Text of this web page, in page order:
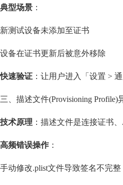
典型场景 ：
新测试设备未添加至证书
设备在证书更新后被意外移除
快速验证 ：让用户进入「设置 >
三、描述文件(Provisioning Profile)
技术原理 ：描述文件是连接证书
高频错误操作 ：
手动修改.plist文件导致签名不完整